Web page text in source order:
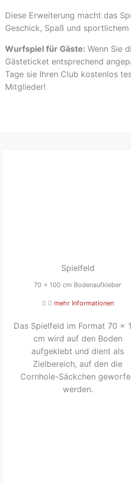
Diese Erweiterung macht das
Geschick, Spaß und sportlichem
Wurfspiel für Gäste: Wenn Sie
Gästeticket entsprechend
Tage sie Ihren Club kostenlos
Mitglieder!
Spielfeld
70 x 100 cm Bodenaufkleber
mehr Informationen
Das Spielfeld im Format 70 ×
cm wird auf den Boden
aufgeklebt und dient als
Zielbereich, auf den die
Cornhole-Säckchen
werden.